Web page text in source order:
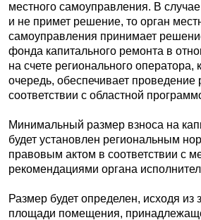
местного самоуправления. В
и не примет решение, то орган
самоуправления принимает
фонда капитального ремонта в
на счете регионального
очередь, обеспечивает проведение
соответствии с областной
Минимальный размер взноса на
будет установлен региональным
правовым актом в соответствии с
рекомендациями органа
Размер будет определен, исходя
площади помещения,